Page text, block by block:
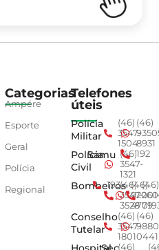
Categorias
Ampére
Esporte
Geral
Polícia
Regional
Telefones
úteis
Polícia
Militar
(46)
3547-
1504
(46)
8931
Polícia
Civil
Samu (46)
3547-
1321
192
Bombeiros
193(46)
3547-
3528
(46)
4779
(46)
Conselho
Tutelar
(46)
3547-
1801
(46)
0441
(46)